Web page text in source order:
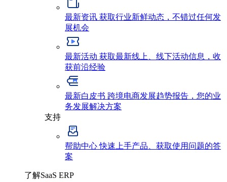
最新资讯 获取行业新鲜动态，不错过任何发
展机会
最新活动 获取最新线上、线下活动信息，收
获前沿经验
最新白皮书 跨境电商发展趋势报告，您的业
务发展解决方案
支持
帮助中心快速上手产品、获取使用问题的答
案
了解SaaS ERP